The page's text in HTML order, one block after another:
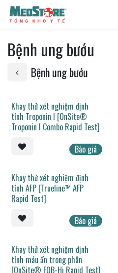
Bỏ qua để đến Nội dung
Bệnh ung bướu
Bệnh ung bướu
Khay thử xét nghiệm định
tính Troponin I [OnSite®
Troponin I Combo Rapid Test]
Báo giá
Khay thử xét nghiệm định
tính AFP [Trueline™ AFP
Rapid Test]
Báo giá
Khay thử xét nghiệm định
tính máu ẩn trong phân
[OnSite® FOB-Hi Rapid Test]